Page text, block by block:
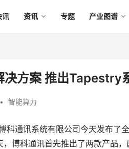
讯 资讯 专题 产业图谱
决方案 推出Tapestry
• 智能算力
科通讯系统有限公司今天发布了
博科通讯首先推出了两款产品